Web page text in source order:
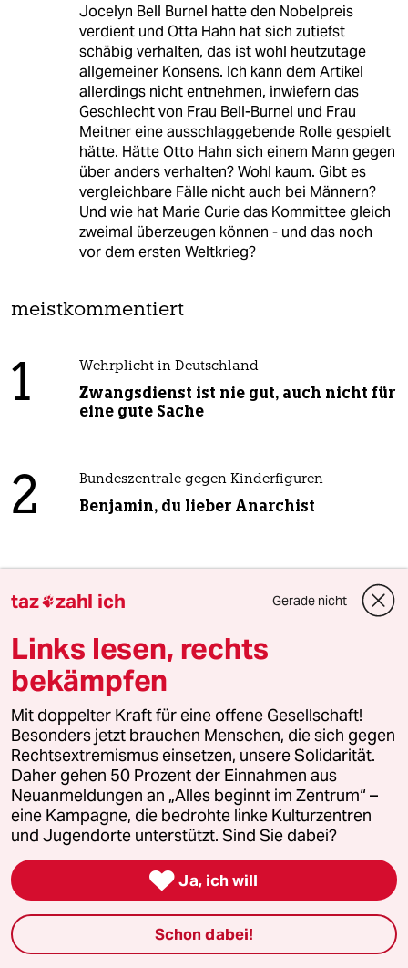
Jocelyn Bell Burnel hatte den Nobelpreis
verdient und Otta Hahn hat sich zutiefst
schäbig verhalten, das ist wohl heutzutage
allgemeiner Konsens. Ich kann dem Artikel
allerdings nicht entnehmen, inwiefern das
Geschlecht von Frau Bell-Burnel und Frau
Meitner eine ausschlaggebende Rolle gespielt
hätte. Hätte Otto Hahn sich einem Mann gegen
über anders verhalten? Wohl kaum. Gibt es
vergleichbare Fälle nicht auch bei Männern?
Und wie hat Marie Curie das Kommittee gleich
zweimal überzeugen können - und das noch
vor dem ersten Weltkrieg?
meistkommentiert
1 Wehrplicht in Deutschland
Zwangsdienst ist nie gut, auch nicht für
eine gute Sache
2 Bundeszentrale gegen Kinderfiguren
Benjamin, du lieber Anarchist
3 Ist das unsolidarisch?
4 Streit um Rente mit 63
Passgenauer Populismus
5 Linken-Politikerin von Angern zur Rente
„Dem Kanzler ist der Osten egal“
6 Rechenzentren im All
„Wir müssen Wagnisse eingehen“
taz zahl ich Gerade nicht
Links lesen, rechts
bekämpfen
Mit doppelter Kraft für eine offene Gesellschaft!
Besonders jetzt brauchen Menschen, die sich gegen
Rechtsextremismus einsetzen, unsere Solidarität.
Daher gehen 50 Prozent der Einnahmen aus
Neuanmeldungen an „Alles beginnt im Zentrum“ –
eine Kampagne, die bedrohte linke Kulturzentren
und Jugendorte unterstützt. Sind Sie dabei?
 Ja, ich will
Schon dabei!